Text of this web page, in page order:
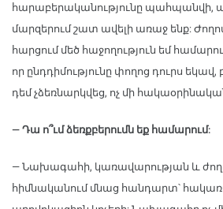
հարաբերականությունը պահպանվի,
մարզերում շատ ավելի առաջ ենք:
հարցում մեծ հաջողություն եմ
որ ընդդիմությունը փողոց դուրս
դեմ չձեռնարկվեց, ոչ մի
— Դա ո՞ւմ ձեռքբերումն եք համարում:
— Նախագահի, կառավարության և
հիմնականում մնաց հանդարտ՝